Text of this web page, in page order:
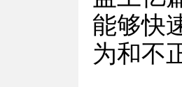
能够快
为和不